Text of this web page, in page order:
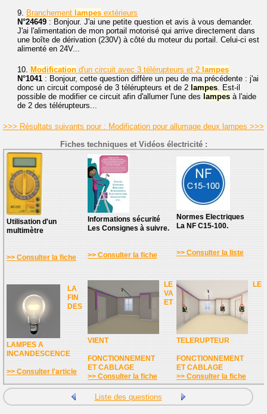
9. Branchement lampes extérieurs
N°24649 : Bonjour. J'ai une petite question et avis à vous demander.
J'ai l'alimentation de mon portail motorisé qui arrive directement dans
une boîte de dérivation (230V) à côté du moteur du portail. Celui-ci est
alimenté en 24V...
10. Modification d'un circuit avec 3 télérupteurs et 2 lampes
N°1041 : Bonjour, cette question diffère un peu de ma précédente : j'ai
donc un circuit composé de 3 télérupteurs et de 2 lampes . Est-il
possible de modifier ce circuit afin d'allumer l'une des lampes à l'aide
de 2 des télérupteurs...
>>> Résultats suivants pour : Modification pour allumage deux lampes >>>
Fiches techniques et Vidéos électricité :
Utilisation d'un
multimètre
>> Consulter la fiche
Informations sécurité
Les Consignes à suivre.
>> Consulter la fiche
Normes Electriques
La NF C15-100.
>> Consulter la liste
LA
FIN
DES
LAMPES A
INCANDESCENCE
>> Consulter l'article
LE
VA
ET
VIENT
FONCTIONNEMENT
ET CABLAGE
>> Consulter la fiche
LE
TELERUPTEUR
FONCTIONNEMENT
ET CABLAGE
>> Consulter la fiche
Liste des questions